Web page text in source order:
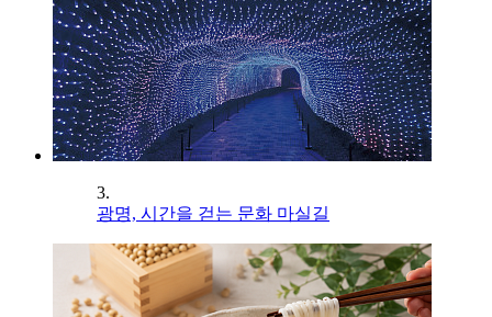
3.
광명, 시간을 걷는 문화 마실길